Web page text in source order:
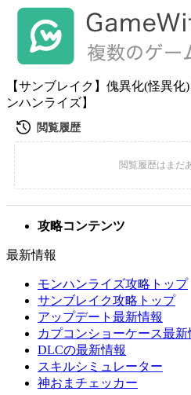
【サンブレイク】傀異化(怪異
ンハンライズ】
攻略コンテンツ
最新情報
モンハンライズ攻略トップ
サンブレイク攻略トップ
アップデート最新情報
カプコンショーケース最新
DLCの最新情報
スキルシミュレーター
神おまチェッカー